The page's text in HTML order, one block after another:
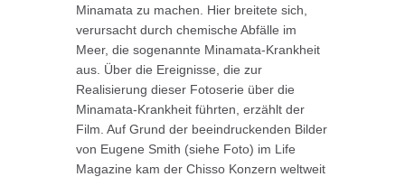
Minamata zu machen. Hier breitete sich,
verursacht durch chemische Abfälle im
Meer, die sogenannte Minamata-Krankheit
aus. Über die Ereignisse, die zur
Realisierung dieser Fotoserie über die
Minamata-Krankheit führten, erzählt der
Film. Auf Grund der beeindruckenden Bilder
von Eugene Smith (siehe Foto) im Life
Magazine kam der Chisso Konzern weltweit